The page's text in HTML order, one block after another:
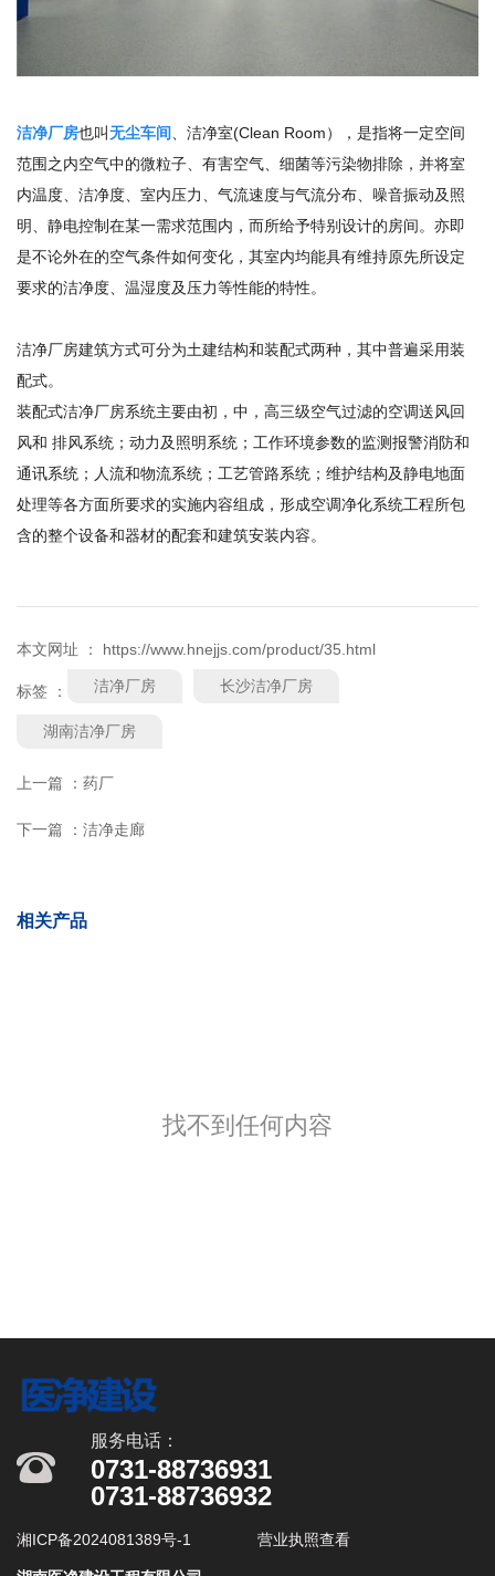
洁净厂房也叫无尘车间
、洁净室(Clean Room），是指将一定空间
范围之内空气中的微粒子、有害空气、细菌等污染物排除，并将室
内温度、洁净度、室内压力、气流速度与气流分布、噪音振动及照
明、静电控制在某一需求范围内，而所给予特别设计的房间。亦即
是不论外在的空气条件如何变化，其室内均能具有维持原先所设定
要求的洁净度、温湿度及压力等性能的特性。
洁净厂房建筑方式可分为土建结构和装配式两种，其中普遍采用装
配式。
装配式洁净厂房系统主要由初，中，高三级空气过滤的空调送风回
风和 排风系统；动力及照明系统；工作环境参数的监测报警消防和
通讯系统；人流和物流系统；工艺管路系统；维护结构及静电地面
处理等各方面所要求的实施内容组成，形成空调净化系统工程所包
含的整个设备和器材的配套和建筑安装内容。
本文网址 ： https://www.hnejjs.com/product/35.html
标签 ： 洁净厂房 长沙洁净厂房
湖南洁净厂房
上一篇 ： 药厂
下一篇 ： 洁净走廊
相关产品
找不到任何内容
服务电话：
0731-88736931
0731-88736932
湘ICP备2024081389号-1 营业执照查看